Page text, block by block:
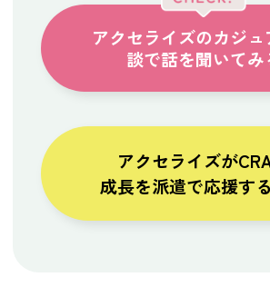
アクセライズのカジ
談で話を聞いてみ
アクセライズが
成長を派遣で応援す